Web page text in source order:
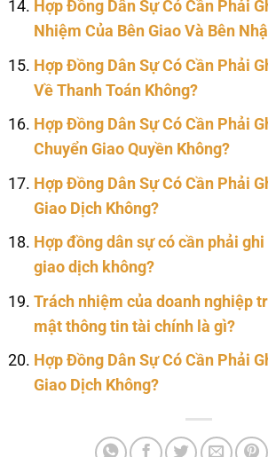
Hợp Đồng Dân Sự Có Cần Phải
Nhiệm Của Bên Giao Và Bên
Hợp Đồng Dân Sự Có Cần Phải
Về Thanh Toán Không?
Hợp Đồng Dân Sự Có Cần Phải
Chuyển Giao Quyền Không?
Hợp Đồng Dân Sự Có Cần Phải
Giao Dịch Không?
Hợp đồng dân sự có cần phải
giao dịch không?
Trách nhiệm của doanh nghiệp
mật thông tin tài chính là gì?
Hợp Đồng Dân Sự Có Cần Phải
Giao Dịch Không?